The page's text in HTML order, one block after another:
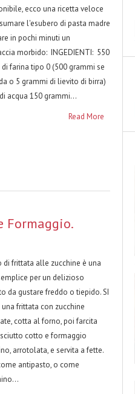
ecco una ricetta veloce
l'esubero di pasta madre
in pochi minuti un
morbido: INGEDIENTI: 550
farina tipo 0 (500 grammi se
o 5 grammi di lievito di birra)
acqua 150 grammi...
Read More
Formaggio.
frittata alle zucchine è una
per un delizioso
da gustare freddo o tiepido. SI
frittata con zucchine
cotta al forno, poi farcita
cotto e formaggio
arrotolata, e servita a fette.
antipasto, o come